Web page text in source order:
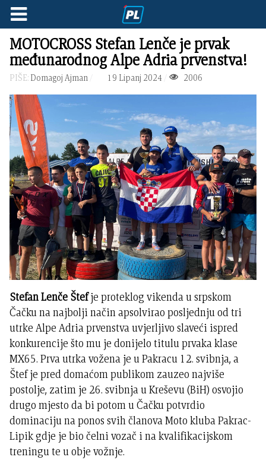
MOTOCROSS Stefan Lenče je prvak
međunarodnog Alpe Adria prvenstva!
PIŠE: Domagoj Ajman 19 Lipanj 2024 2006
Stefan Lenče Štefje proteklog vikenda u srpskom
Čačku na najbolji način apsolvirao posljednju od tri
utrke Alpe Adria prvenstva uvjerljivo slaveći ispred
konkurencije što mu je donijelo titulu prvaka klase
MX65. Prva utrka vožena je u Pakracu 12. svibnja, a
Štef je pred domaćom publikom zauzeo najviše
postolje, zatim je 26. svibnja u Kreševu (BiH) osvojio
drugo mjesto da bi potom u Čačku potvrdio
dominaciju na ponos svih članova Moto kluba Pakrac-
Lipik gdje je bio čelni vozač i na kvalifikacijskom
treningu te u obje vožnje.